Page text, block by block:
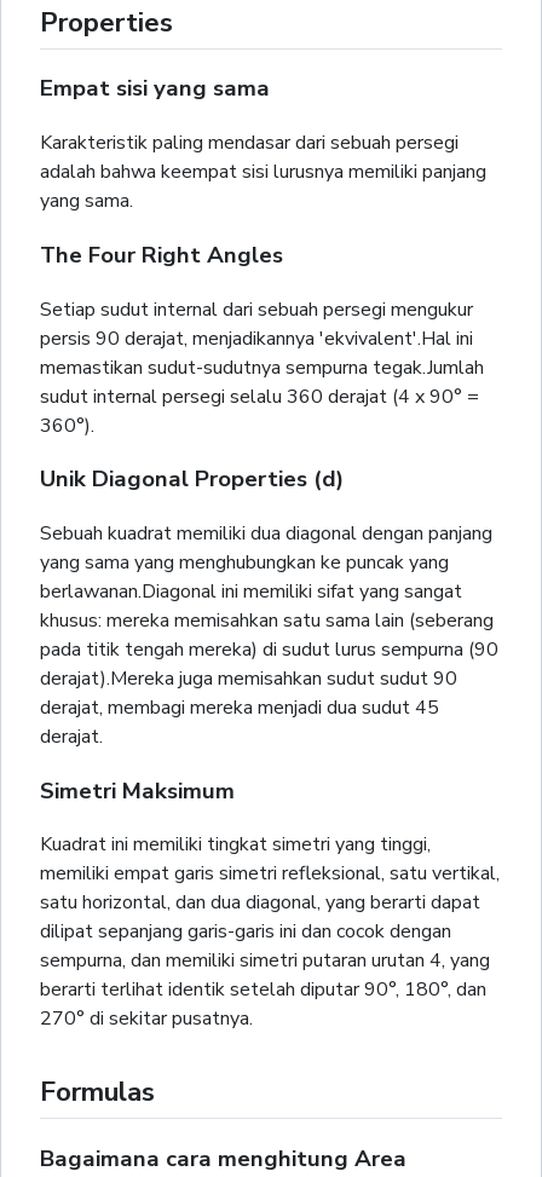
Properties
Empat sisi yang sama
Karakteristik paling mendasar dari sebuah persegi
adalah bahwa keempat sisi lurusnya memiliki panjang
yang sama.
The Four Right Angles
Setiap sudut internal dari sebuah persegi mengukur
persis 90 derajat, menjadikannya 'ekvivalent'.Hal ini
memastikan sudut-sudutnya sempurna tegak.Jumlah
sudut internal persegi selalu 360 derajat (4 x 90° =
360°).
Unik Diagonal Properties (d)
Sebuah kuadrat memiliki dua diagonal dengan panjang
yang sama yang menghubungkan ke puncak yang
berlawanan.Diagonal ini memiliki sifat yang sangat
khusus: mereka memisahkan satu sama lain (seberang
pada titik tengah mereka) di sudut lurus sempurna (90
derajat).Mereka juga memisahkan sudut sudut 90
derajat, membagi mereka menjadi dua sudut 45
derajat.
Simetri Maksimum
Kuadrat ini memiliki tingkat simetri yang tinggi,
memiliki empat garis simetri refleksional, satu vertikal,
satu horizontal, dan dua diagonal, yang berarti dapat
dilipat sepanjang garis-garis ini dan cocok dengan
sempurna, dan memiliki simetri putaran urutan 4, yang
berarti terlihat identik setelah diputar 90°, 180°, dan
270° di sekitar pusatnya.
Formulas
Bagaimana cara menghitung Area